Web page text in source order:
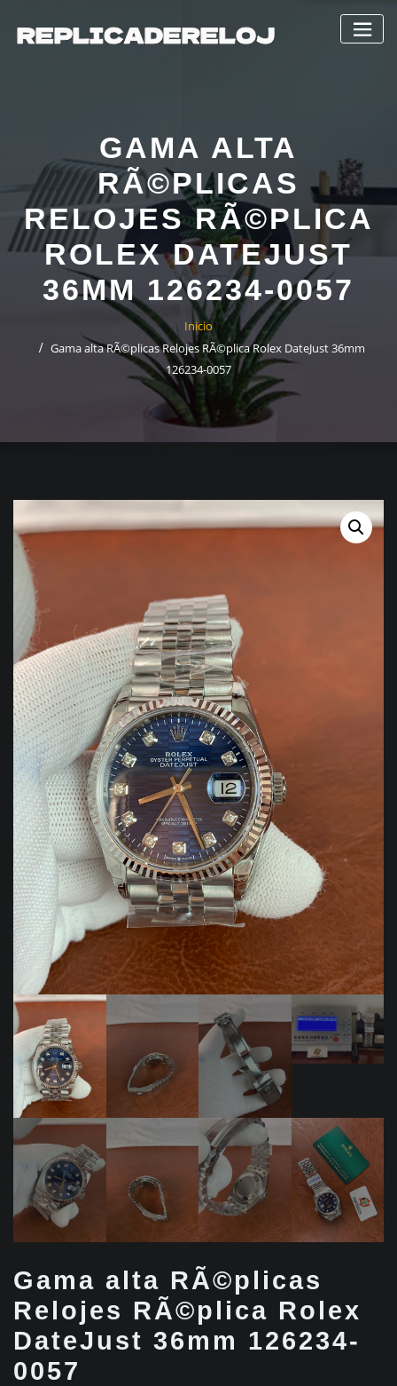
contenido
GAMA ALTA
RÃ©PLICAS
RELOJES RÃ©PLICA
ROLEX DATEJUST
36MM 126234-0057
Inicio
Gama alta RÃ©plicas Relojes RÃ©plica Rolex DateJust 36mm
126234-0057
Gama alta RÃ©plicas
Relojes RÃ©plica Rolex
DateJust 36mm 126234-
0057